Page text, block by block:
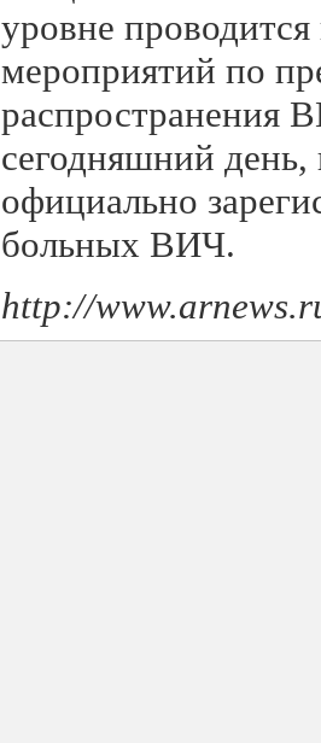
уровне
мероприятий по
распространения
сегодняшний день,
официально
больных ВИЧ.
http://